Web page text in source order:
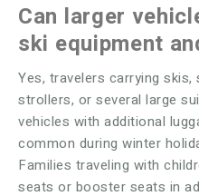
Can larger
ski equipment
Yes, travelers carrying skis,
strollers, or several large
vehicles with additional
common during winter
Families traveling with
seats or booster seats in